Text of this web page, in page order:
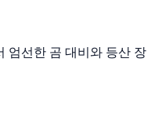
엄선한 곰 대비와 등산 장